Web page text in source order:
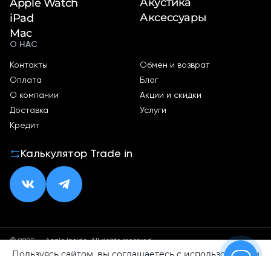
iPad
Mac
Аксессуары
О НАС
Контакты
Оплата
О компании
Доставка
Кредит
Обмен и возврат
Блог
Акции и скидки
Услуги
Калькулятор Trade in
© 2026 — Apple Inside. All rights reserved.